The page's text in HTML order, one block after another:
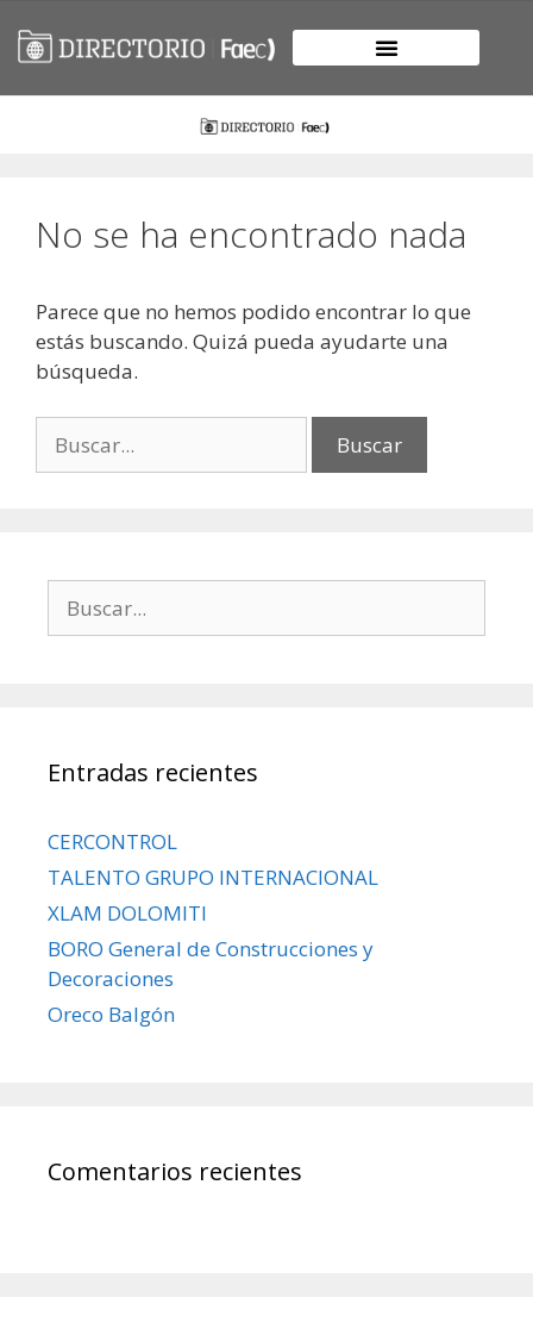
No se ha encontrado nada
Parece que no hemos podido encontrar lo que
estás buscando. Quizá pueda ayudarte una
búsqueda.
Entradas recientes
CERCONTROL
TALENTO GRUPO INTERNACIONAL
XLAM DOLOMITI
BORO General de Construcciones y
Decoraciones
Oreco Balgón
Comentarios recientes